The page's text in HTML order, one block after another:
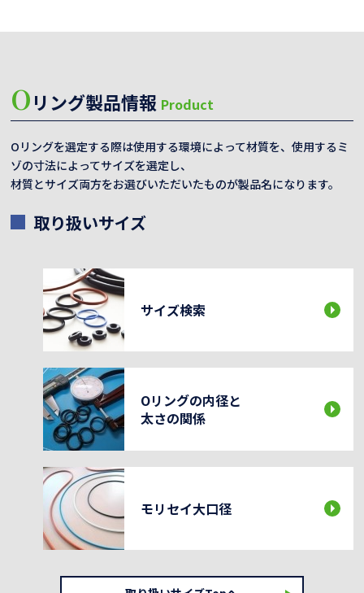
Oリング製品情報 Product
Oリングを選定する際は使用する環境によって材質を、使用するミ
ゾの寸法によってサイズを選定し、
材質とサイズ両方をお選びいただいたものが製品名になります。
取り扱いサイズ
サイズ検索
Oリングの内径と
太さの関係
モリセイ大口径